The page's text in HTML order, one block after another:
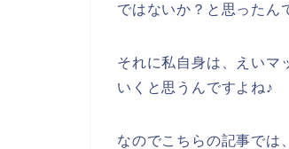
ではないか？と思ったん
それに私自身は、えいマ
いくと思うんですよね♪
なのでこちらの記事では